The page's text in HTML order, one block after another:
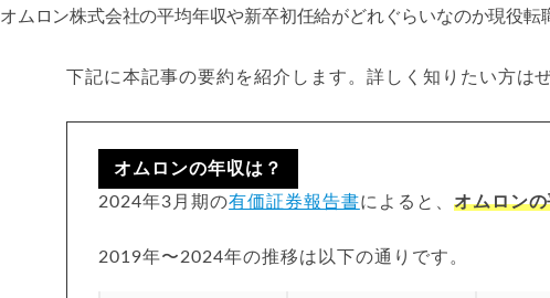
オムロン株式会社の平均年収や新卒初任給がどれぐらいなのか現役転
下記に本記事の要約を紹介します。詳しく知りたい方は
オムロンの年収は？
2024年3月期の有価証券報告書によると、 オムロン
2019年〜2024年の推移は以下の通りです。